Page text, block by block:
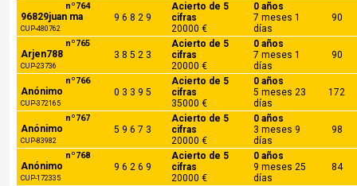
nº764
96829juan ma
CUP-480762
9 6 8 2 9
Acierto de 5
cifras
20000 €
0 años
7 meses 1
días
90
nº765
Arjen788
CUP-23736
3 8 5 2 3
Acierto de 5
cifras
20000 €
0 años
7 meses 1
días
90
nº766
Anónimo
CUP-372165
0 3 3 9 5
Acierto de 5
cifras
35000 €
0 años
5 meses 23
días
172
nº767
Anónimo
CUP-83982
5 9 6 7 3
Acierto de 5
cifras
20000 €
0 años
3 meses 9
días
98
nº768
Anónimo
CUP-172335
9 6 2 6 9
Acierto de 5
cifras
20000 €
0 años
9 meses 25
días
84